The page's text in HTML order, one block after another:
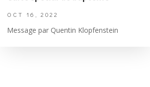
OCT 16, 2022
Message par Quentin Klopfenstein